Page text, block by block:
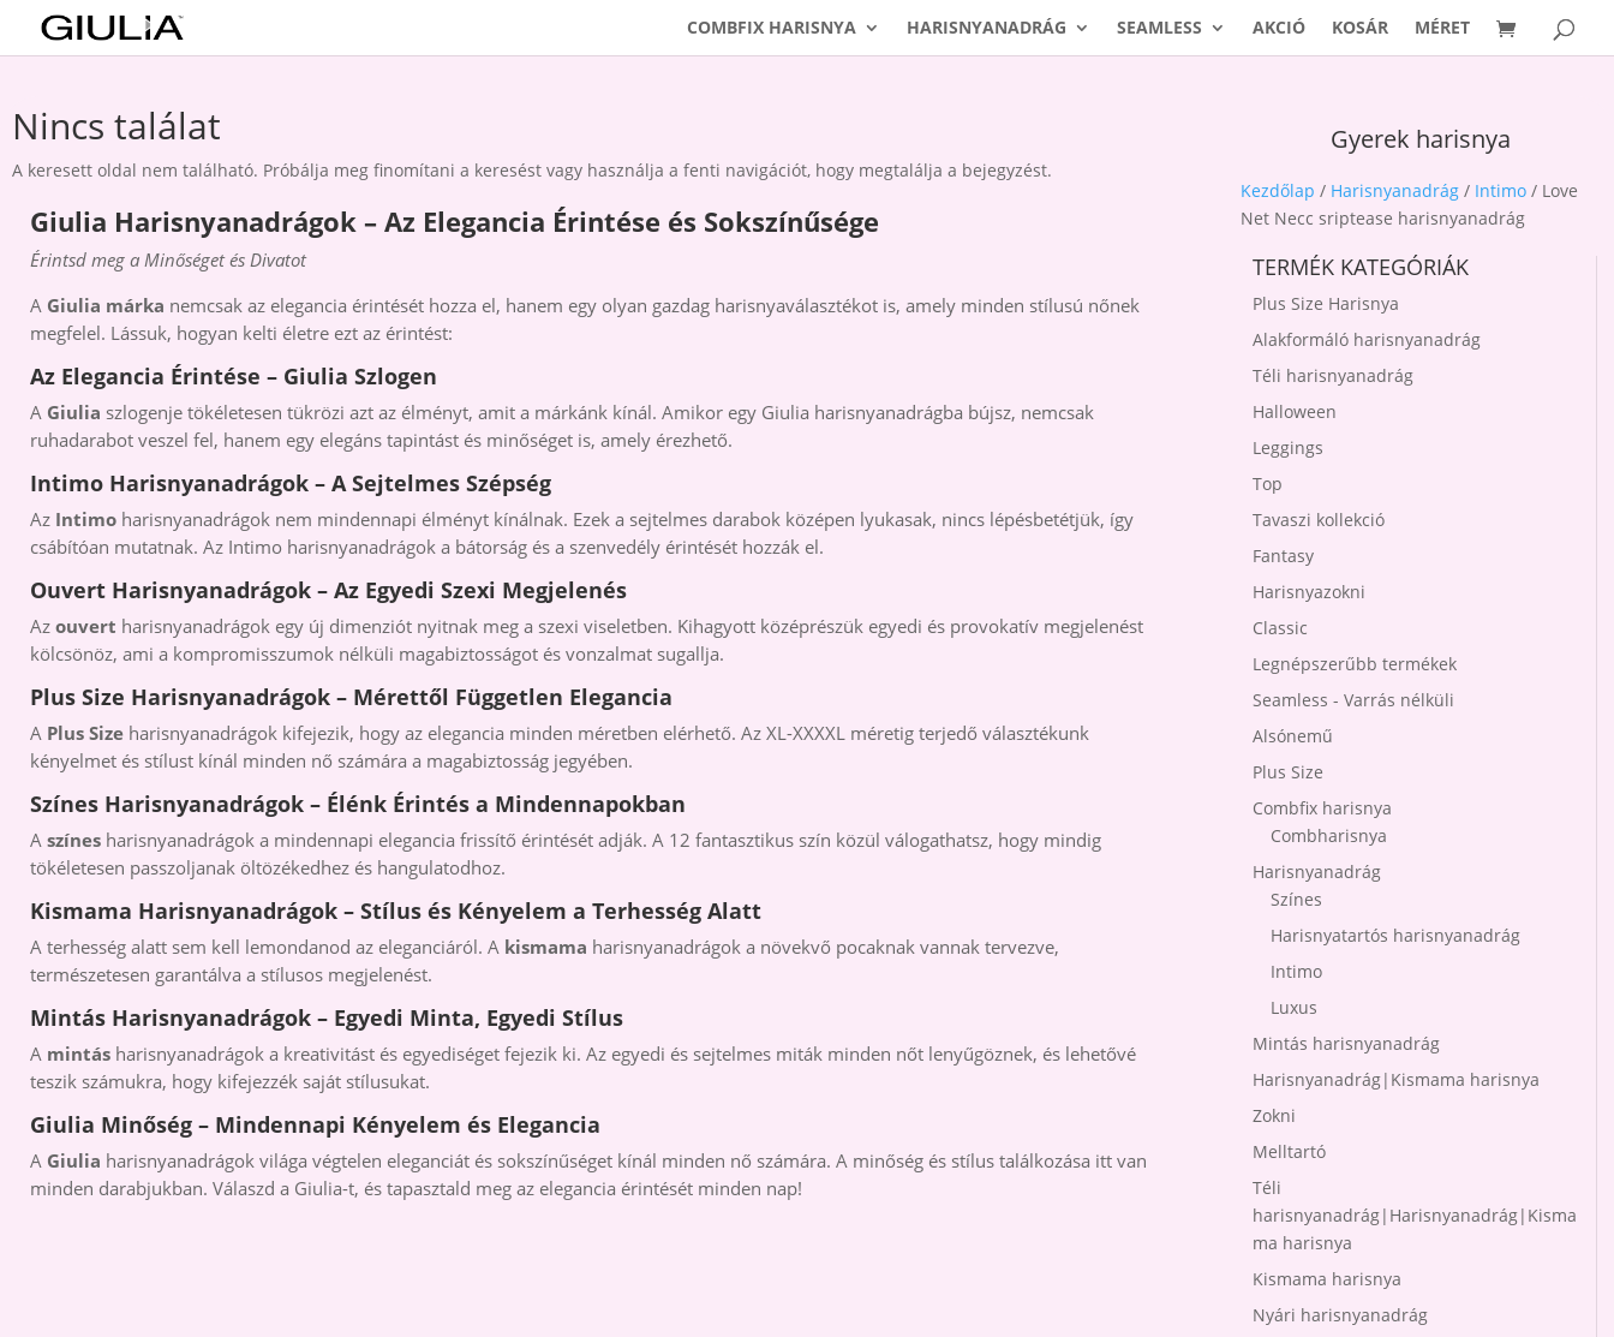
COMBFIX HARISNYA HARISNYANADRÁG SEAMLESS AKCIÓ KOSÁR MÉRET
Nincs találat
A keresett oldal nem található. Próbálja meg finomítani a keresést vagy használja a fenti navigációt, hogy megtalálja a bejegyzést.
Giulia Harisnyanadrágok – Az Elegancia Érintése és Sokszínűsége
Érintsd meg a Minőséget és Divatot
A Giulia márka nemcsak az elegancia érintését hozza el, hanem egy olyan gazdag harisnyaválasztékot is, amely minden stílusú nőnek
megfelel. Lássuk, hogyan kelti életre ezt az érintést:
Az Elegancia Érintése – Giulia Szlogen
A Giulia szlogenje tökéletesen tükrözi azt az élményt, amit a márkánk kínál. Amikor egy Giulia harisnyanadrágba bújsz, nemcsak
ruhadarabot veszel fel, hanem egy elegáns tapintást és minőséget is, amely érezhető.
Intimo Harisnyanadrágok – A Sejtelmes Szépség
Az Intimo harisnyanadrágok nem mindennapi élményt kínálnak. Ezek a sejtelmes darabok középen lyukasak, nincs lépésbetétjük, így
csábítóan mutatnak. Az Intimo harisnyanadrágok a bátorság és a szenvedély érintését hozzák el.
Ouvert Harisnyanadrágok – Az Egyedi Szexi Megjelenés
Az ouvert harisnyanadrágok egy új dimenziót nyitnak meg a szexi viseletben. Kihagyott középrészük egyedi és provokatív megjelenést
kölcsönöz, ami a kompromisszumok nélküli magabiztosságot és vonzalmat sugallja.
Plus Size Harisnyanadrágok – Mérettől Független Elegancia
A Plus Size harisnyanadrágok kifejezik, hogy az elegancia minden méretben elérhető. Az XL-XXXXL méretig terjedő választékunk
kényelmet és stílust kínál minden nő számára a magabiztosság jegyében.
Színes Harisnyanadrágok – Élénk Érintés a Mindennapokban
A színes harisnyanadrágok a mindennapi elegancia frissítő érintését adják. A 12 fantasztikus szín közül válogathatsz, hogy mindig
tökéletesen passzoljanak öltözékedhez és hangulatodhoz.
Kismama Harisnyanadrágok – Stílus és Kényelem a Terhesség Alatt
A terhesség alatt sem kell lemondanod az eleganciáról. A kismama harisnyanadrágok a növekvő pocaknak vannak tervezve,
természetesen garantálva a stílusos megjelenést.
Mintás Harisnyanadrágok – Egyedi Minta, Egyedi Stílus
A mintás harisnyanadrágok a kreativitást és egyediséget fejezik ki. Az egyedi és sejtelmes miták minden nőt lenyűgöznek, és lehetővé
teszik számukra, hogy kifejezzék saját stílusukat.
Giulia Minőség – Mindennapi Kényelem és Elegancia
A Giulia harisnyanadrágok világa végtelen eleganciát és sokszínűséget kínál minden nő számára. A minőség és stílus találkozása itt van
minden darabjukban. Válaszd a Giulia-t, és tapasztald meg az elegancia érintését minden nap!
Gyerek harisnya
Kezdőlap / Harisnyanadrág/ Intimo/ Love
Net Necc sriptease harisnyanadrág
TERMÉK KATEGÓRIÁK
Plus Size Harisnya
Alakformáló harisnyanadrág
Téli harisnyanadrág
Halloween
Leggings
Top
Tavaszi kollekció
Fantasy
Harisnyazokni
Classic
Legnépszerűbb termékek
Seamless - Varrás nélküli
Alsónemű
Plus Size
Combfix harisnya
Combharisnya
Harisnyanadrág
Színes
Harisnyatartós harisnyanadrág
Intimo
Luxus
Mintás harisnyanadrág
Harisnyanadrág|Kismama harisnya
Zokni
Melltartó
Téli
harisnyanadrág|Harisnyanadrág|Kisma
ma harisnya
Kismama harisnya
Nyári harisnyanadrág